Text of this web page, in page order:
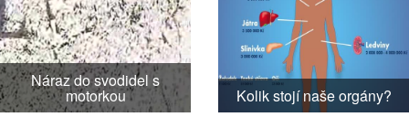
Náraz do svodidel s
motorkou Kolik stojí naše orgány?